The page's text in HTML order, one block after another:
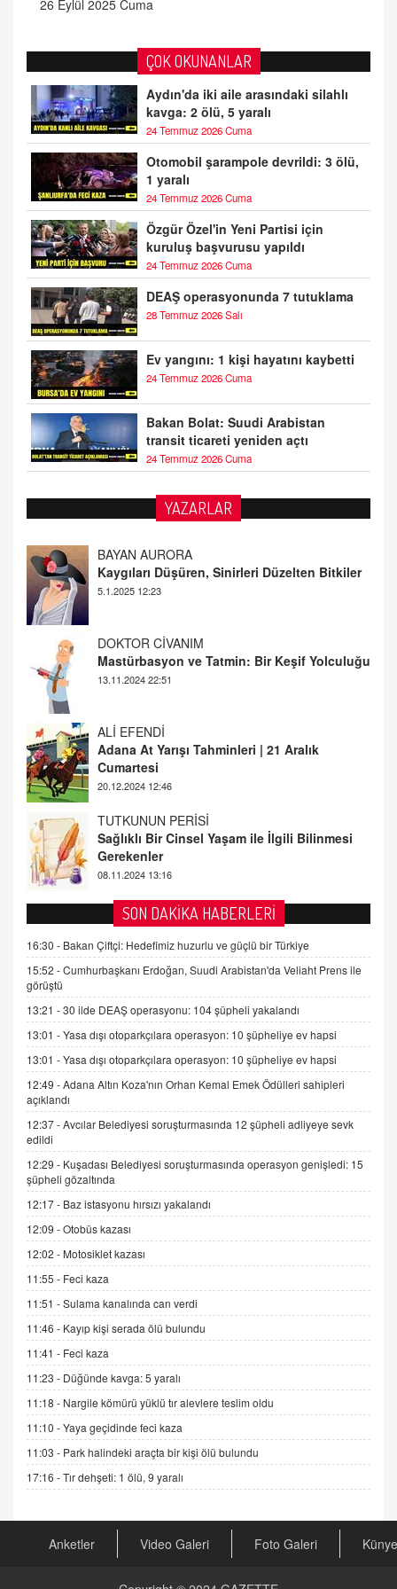
26 Eylül 2025 Cuma
ÇOK OKUNANLAR
Aydın'da iki aile arasındaki silahlı
kavga: 2 ölü, 5 yaralı
24 Temmuz 2026 Cuma
Otomobil şarampole devrildi: 3 ölü,
1 yaralı
24 Temmuz 2026 Cuma
Özgür Özel'in Yeni Partisi için
kuruluş başvurusu yapıldı
24 Temmuz 2026 Cuma
DEAŞ operasyonunda 7 tutuklama
28 Temmuz 2026 Salı
Ev yangını: 1 kişi hayatını kaybetti
24 Temmuz 2026 Cuma
Bakan Bolat: Suudi Arabistan
transit ticareti yeniden açtı
24 Temmuz 2026 Cuma
YAZARLAR
DOKTOR CİVANIM
Mastürbasyon ve Tatmin: Bir Keşif Yolculuğu
13.11.2024 22:51
ALİ EFENDİ
Adana At Yarışı Tahminleri | 21 Aralık
Cumartesi
TUTKUNUN PERİSİ
Sağlıklı Bir Cinsel Yaşam ile İlgili Bilinmesi
Gerekenler
08.11.2024 13:16
FARUK ÖNALAN
Tezkere Onaylanmasaydı…
2 Kasım 2021 Salı 00:11
AV. DOĞAN CAN DOĞAN
Kişisel verilerin korunması ve dijital hukukun
gelişimi
15.09.2025 16:17
SEHER EREK
Kış Ayları Geldi, Hangi Önlemler Alınmalı?
9.12.2025 10:11
İNCİ GÜL AKÖL
06.07.2026 13:00
ADEM AKÖL
Esed Destekçilerinin Yüzüne Vurulan Şamar:
Sednaya
11.12.2024 12:30
DR. EKREM ASLAN
Gerçek Ne, Algı Ne? "Beraber Yürüyoruz"
Cümlesinin Peşinden
19.07.2025 12:45
GÖNÜL MENEKŞE
Şifacının Yolu
04.11.2025 12:56
AV. RÜMEYSA ÖZKALE
Kira Uyuşmazlıklarında Dava Açmadan Önce
Arabulucuya Başvuru Şartı
CAN UĞURATEŞ
Değişen yapısıyla Suriye
SON DAKİKA HABERLERİ
16:30 - Bakan Çiftçi: Hedefimiz huzurlu ve güçlü bir Türkiye
15:52 -Cumhurbaşkanı Erdoğan, Suudi Arabistan'da Veliaht Prens ile
görüştü
13:21 -30 ilde DEAŞ operasyonu: 104 şüpheli yakalandı
13:01 -Yasa dışı otoparkçılara operasyon: 10 şüpheliye ev hapsi
13:01 -Yasa dışı otoparkçılara operasyon: 10 şüpheliye ev hapsi
12:49 -Adana Altın Koza'nın Orhan Kemal Emek Ödülleri sahipleri
açıklandı
12:37 -Avcılar Belediyesi soruşturmasında 12 şüpheli adliyeye sevk
edildi
12:29 - Kuşadası Belediyesi soruşturmasında operasyon genişledi: 15
şüpheli gözaltında
12:17 - Baz istasyonu hırsızı yakalandı
12:09 -Otobüs kazası
12:02 - Motosiklet kazası
11:55 - Feci kaza
11:51 -Sulama kanalında can verdi
11:46 - Kayıp kişi serada ölü bulundu
11:41 - Feci kaza
11:23 - Düğünde kavga: 5 yaralı
11:18 - Nargile kömürü yüklü tır alevlere teslim oldu
11:10 -Yaya geçidinde feci kaza
11:03 - Park halindeki araçta bir kişi ölü bulundu
17:16 -Tır dehşeti: 1 ölü, 9 yaralı
Anketler Video Galeri Foto Galeri Künye